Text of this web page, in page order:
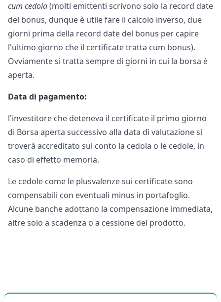
cum cedola(molti emittenti scrivono solo la record date
del bonus, dunque è utile fare il calcolo inverso, due
giorni prima della record date del bonus per capire
l'ultimo giorno che il certificate tratta cum bonus).
Ovviamente si tratta sempre di giorni in cui la borsa è
aperta.
Data di pagamento:
l'investitore che deteneva il certificate il primo giorno
di Borsa aperta successivo alla data di valutazione si
troverà accreditato sul conto la cedola o le cedole, in
caso di effetto memoria.
Le cedole come le plusvalenze sui certificate sono
compensabili con eventuali minus in portafoglio.
Alcune banche adottano la compensazione immediata,
altre solo a scadenza o a cessione del prodotto.